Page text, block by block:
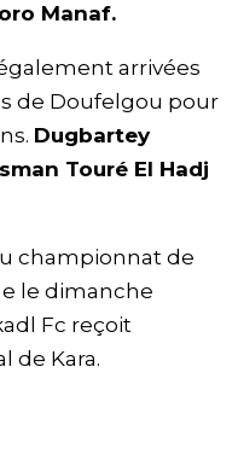
Manaf.
arrivées
de Doufelgou pour
Dugbartey
Touré El Hadj
championnat de
le dimanche
Fc reçoit
de Kara.